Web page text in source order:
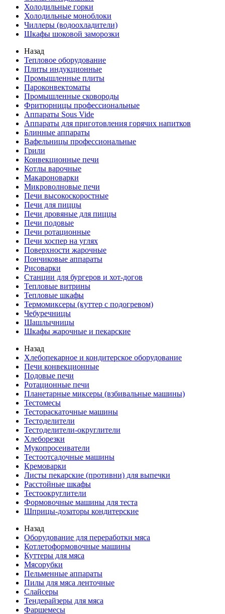
Холодильные горки
Холодильные моноблоки
Чиллеры (водоохладители)
Шкафы шоковой заморозки
Назад
Тепловое оборудование
Плиты индукционные
Промышленные плиты
Пароконвектоматы
Промышленные сковороды
Фритюрницы профессиональные
Аппараты Sous Vide
Аппараты для приготовления горячих напитков
Блинные аппараты
Вафельницы профессиональные
Грили
Конвекционные печи
Котлы варочные
Макароноварки
Микроволновые печи
Печи высокоскоростные
Печи для пиццы
Печи дровяные для пиццы
Печи подовые
Печи ротационные
Печи хоспер на углях
Поверхности жарочные
Пончиковые аппараты
Рисоварки
Станции для бургеров и хот-догов
Тепловые витрины
Тепловые шкафы
Термомиксеры (куттер с подогревом)
Чебуречницы
Шашлычницы
Шкафы жарочные и пекарские
Назад
Хлебопекарное и кондитерское оборудование
Печи конвекционные
Подовые печи
Ротационные печи
Планетарные миксеры (взбивальные машины)
Тестомесы
Тестораскаточные машины
Тестоделители
Тестоделители-округлители
Хлеборезки
Мукопросеиватели
Тестоотсадочные машины
Кремоварки
Листы пекарские (противни) для выпечки
Расстойные шкафы
Тестоокруглители
Формовочные машины для теста
Шприцы-дозаторы кондитерские
Назад
Оборудование для переработки мяса
Котлетоформовочные машины
Куттеры для мяса
Мясорубки
Пельменные аппараты
Пилы для мяса ленточные
Слайсеры
Тендерайзеры для мяса
Фаршемесы